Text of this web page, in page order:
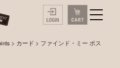
> カード > ファインド・ミー ポス